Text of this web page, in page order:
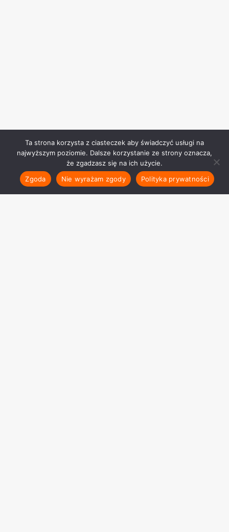
Ta strona korzysta z ciasteczek aby świadczyć usługi na
najwyższym poziomie. Dalsze korzystanie ze strony oznacza,
że zgadzasz się na ich użycie.
Zgoda
Nie wyrażam zgody Polityka prywatności